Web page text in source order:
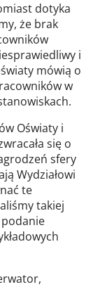
dotyka
że brak
i
mówią o
w
Oświaty i
się o
sfery
Wydziałowi
te
takiej